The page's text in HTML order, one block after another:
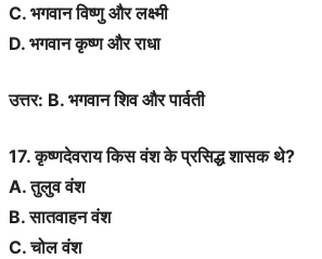
C. भगवान विष्णु और लक्ष्मी
D. भगवान कृष्ण और राधा
उत्तर: B. भगवान शिव और पार्वती
17. कृष्णदेवराय किस वंश के प्रसिद्ध शासक थे?
A. तुलुव वंश
B. सातवाहन वंश
C. चोल वंश